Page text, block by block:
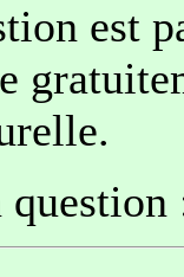
est